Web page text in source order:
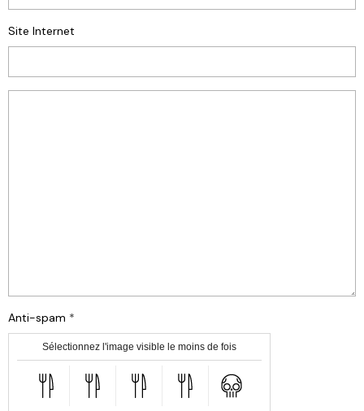
Site Internet
Anti-spam
Sélectionnez l'image visible le moins de fois